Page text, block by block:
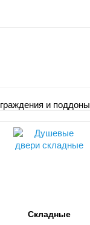
и поддоны
Складные